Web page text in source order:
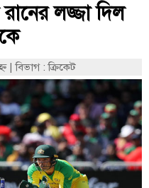
রানের লজ্জা দিল
|বিভাগ : ক্রিকেট